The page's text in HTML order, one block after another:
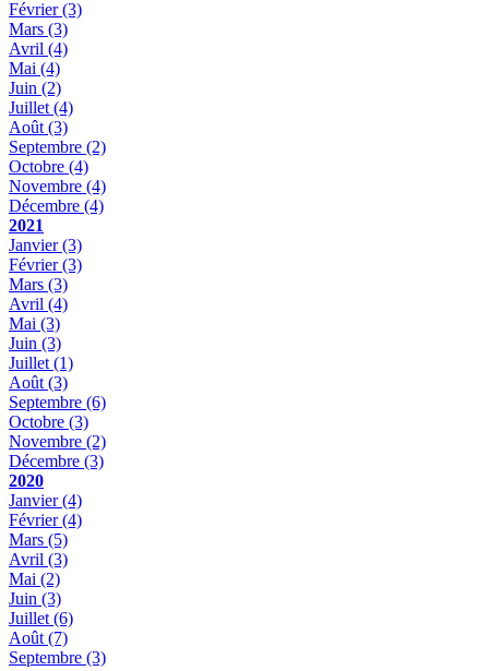
Février(3)
Mars (3)
Avril (4)
Mai (4)
Juin (2)
Juillet (4)
Août (3)
Septembre (2)
Octobre (4)
Novembre (4)
Décembre (4)
2021
Janvier(3)
Février(3)
Mars (3)
Avril (4)
Mai (3)
Juin (3)
Juillet (1)
Août (3)
Septembre (6)
Octobre (3)
Novembre (2)
Décembre (3)
2020
Janvier(4)
Février(4)
Mars (5)
Avril (3)
Mai (2)
Juin (3)
Juillet (6)
Août (7)
Septembre (3)